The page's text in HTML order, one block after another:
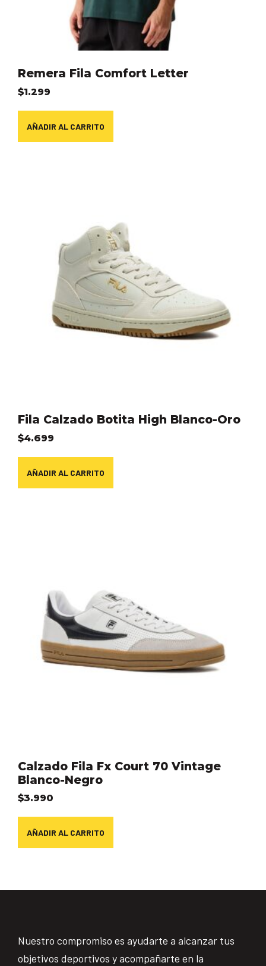
Remera Fila Comfort Letter
$1.299
AÑADIR AL CARRITO
Fila Calzado Botita High Blanco-Oro
$4.699
AÑADIR AL CARRITO
Calzado Fila Fx Court 70 Vintage
Blanco-Negro
$3.990
AÑADIR AL CARRITO
Nuestro compromiso es ayudarte a alcanzar tus
objetivos deportivos y acompañarte en la